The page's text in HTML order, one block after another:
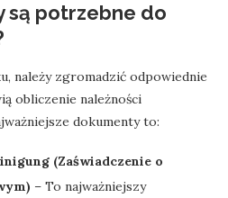
są potrzebne do
należy zgromadzić odpowiednie
obliczenie należności
dokumenty to:
(Zaświadczenie o
– To najważniejszy